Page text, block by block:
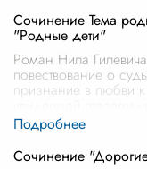
Сочинение Тема
"Родные дети"
Роман Нила
повествование о
признание в любви
Сочинение